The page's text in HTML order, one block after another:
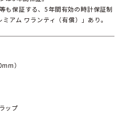
も保証する、5年間有効の時計保証制
アム ワランティ（有償）」あり。
）
ップ